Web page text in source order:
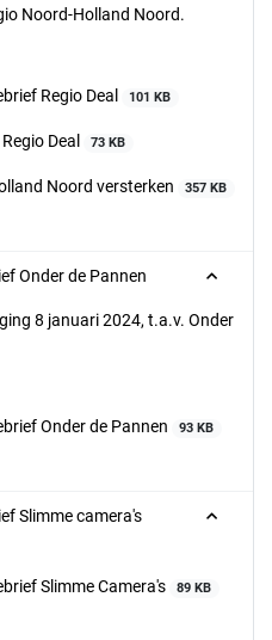
Noord-Holland Noord.
Regio Deal
101 KB
Deal 73 KB
Noord versterken 357 KB
Onder de Pannen
8 januari 2024, t.a.v. Onder
Onder de Pannen
93 KB
Slimme camera's
Slimme Camera's
89 KB